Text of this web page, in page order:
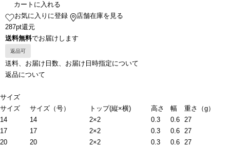
カートに入れる
お気に入りに登録
店舗在庫を見る
287pt還元
送料無料でお届けします
返品可
送料、お届け日数、お届け日時指定について
返品について
サイズ
サイズ
サイズ（号） トップ(縦×横) 高さ 幅
重さ（g）
14
14 2×2 0.3 0.6 27
17
17 2×2 0.3 0.6 27
20
20 2×2 0.3 0.6 27